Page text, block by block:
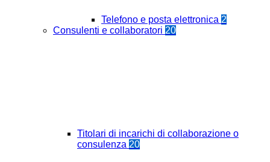
Telefono e posta elettronica 2
Consulenti e collaboratori 20
Titolari di incarichi di collaborazione o
consulenza 20